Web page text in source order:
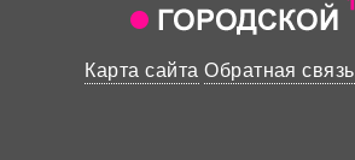
Карта сайта Обратная связь